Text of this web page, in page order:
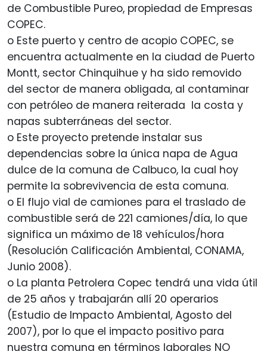
de Combustible Pureo, propiedad de Empresas
COPEC.
o Este puerto y centro de acopio COPEC, se
encuentra actualmente en la ciudad de Puerto
Montt, sector Chinquihue y ha sido removido
del sector de manera obligada, al contaminar
con petróleo de manera reiterada la costa y
napas subterráneas del sector.
o Este proyecto pretende instalar sus
dependencias sobre la única napa de Agua
dulce de la comuna de Calbuco, la cual hoy
permite la sobrevivencia de esta comuna.
o El flujo vial de camiones para el traslado de
combustible será de 221 camiones/día, lo que
significa un máximo de 18 vehículos/hora
(Resolución Calificación Ambiental, CONAMA,
Junio 2008).
o La planta Petrolera Copec tendrá una vida útil
de 25 años y trabajarán allí 20 operarios
(Estudio de Impacto Ambiental, Agosto del
2007), por lo que el impacto positivo para
nuestra comuna en términos laborales NO